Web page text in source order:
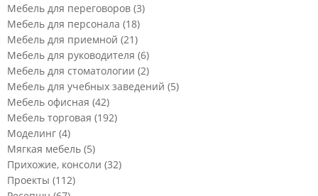
Мебель для переговоров (3)
Мебель для персонала (18)
Мебель для приемной (21)
Мебель для руководителя (6)
Мебель для стоматологии (2)
Мебель для учебных заведений (5)
Мебель офисная (42)
Мебель торговая (192)
Моделинг (4)
Мягкая мебель (5)
Прихожие, консоли (32)
Проекты (112)